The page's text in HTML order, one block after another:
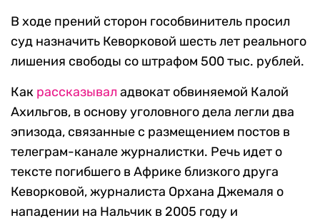
В ходе прений сторон гособвинитель просил
суд назначить Кеворковой шесть лет реального
лишения свободы со штрафом 500 тыс. рублей.
Как рассказывал адвокат обвиняемой Калой
Ахильгов, в основу уголовного дела легли два
эпизода, связанные с размещением постов в
телеграм-канале журналистки. Речь идет о
тексте погибшего в Африке близкого друга
Кеворковой, журналиста Орхана Джемаля о
нападении на Нальчик в 2005 году и